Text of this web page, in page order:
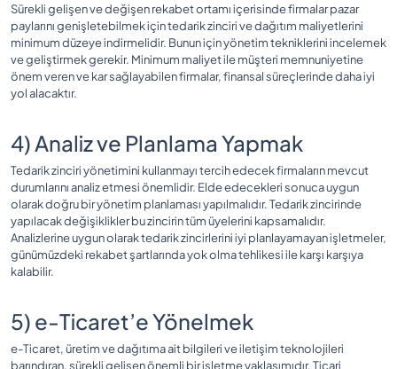
Sürekli gelişen ve değişen rekabet ortamı içerisinde firmalar pazar
paylarını genişletebilmek için tedarik zinciri ve dağıtım maliyetlerini
minimum düzeye indirmelidir. Bunun için yönetim tekniklerini incelemek
ve geliştirmek gerekir. Minimum maliyet ile müşteri memnuniyetine
önem veren ve kar sağlayabilen firmalar, finansal süreçlerinde daha iyi
yol alacaktır.
4) Analiz ve Planlama Yapmak
Tedarik zinciri yönetimini kullanmayı tercih edecek firmaların mevcut
durumlarını analiz etmesi önemlidir. Elde edecekleri sonuca uygun
olarak doğru bir yönetim planlaması yapılmalıdır. Tedarik zincirinde
yapılacak değişiklikler bu zincirin tüm üyelerini kapsamalıdır.
Analizlerine uygun olarak tedarik zincirlerini iyi planlayamayan işletmeler,
günümüzdeki rekabet şartlarında yok olma tehlikesi ile karşı karşıya
kalabilir.
5) e-Ticaret’e Yönelmek
e-Ticaret, üretim ve dağıtıma ait bilgileri ve iletişim teknolojileri
barındıran, sürekli gelişen önemli bir işletme yaklaşımıdır. Ticari